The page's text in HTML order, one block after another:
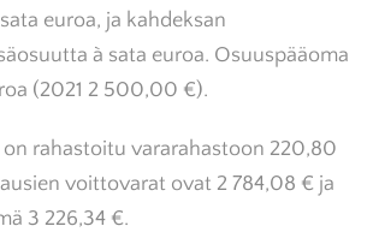
euroa, ja kahdeksan
à sata euroa. Osuuspääoma
(2021 2 500,00 €).
on rahastoitu vararahastoon 220,80
voittovarat ovat 2 784,08 € ja
3 226,34 €.